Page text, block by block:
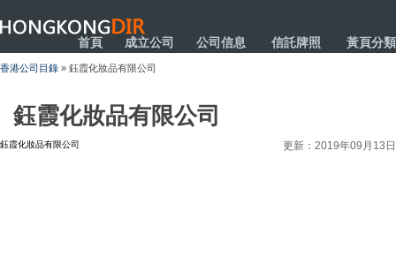
HONGKONGDIR
首頁 成立公司 公司信息 信託牌照 黃頁分類
香港公司目錄 » 鈺霞化妝品有限公司
鈺霞化妝品有限公司
鈺霞化妝品有限公司 更新：2019年09月13日